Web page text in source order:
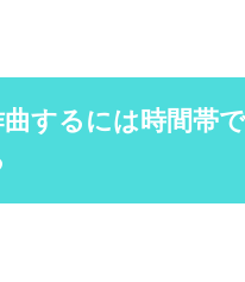
するには時間帯